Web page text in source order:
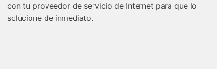
con tu proveedor de servicio de Internet para que lo
solucione de inmediato.